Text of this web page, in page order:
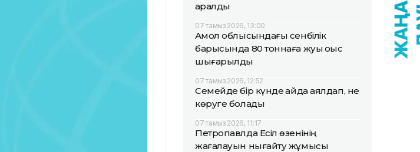
қаралды
07 тамыз 2026, 13:00
Ақмол облысындағы сенбілік
барысында 80 тоннаға жуық қоқыс
шығарылды
07 тамыз 2026, 12:52
Семейде бір күнде қайда аялдап, не
көруге болады
07 тамыз 2026, 11:17
Петропавлда Есіл өзенінің
жағалауын нығайту жұмысы